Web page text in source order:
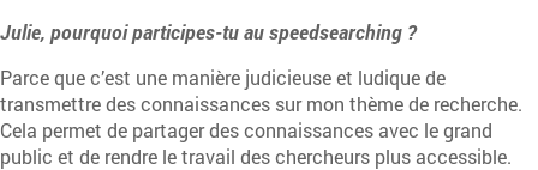
Julie, pourquoi participes-tu au speedsearching ?
Parce que c’est une manière judicieuse et ludique de
transmettre des connaissances sur mon thème de recherche.
Cela permet de partager des connaissances avec le grand
public et de rendre le travail des chercheurs plus accessible.